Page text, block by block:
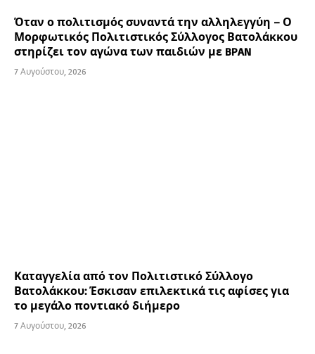
Όταν ο πολιτισμός συναντά την αλληλεγγύη – Ο
Μορφωτικός Πολιτιστικός Σύλλογος Βατολάκκου
στηρίζει τον αγώνα των παιδιών με BPAN
7 Αυγούστου, 2026
Καταγγελία από τον Πολιτιστικό Σύλλογο
Βατολάκκου: Έσκισαν επιλεκτικά τις αφίσες για
το μεγάλο ποντιακό διήμερο
7 Αυγούστου, 2026